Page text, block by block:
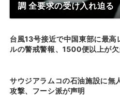
調 全要求の受け入れ迫る
台風13号接近で中国東部に最高
ルの警戒警報、1500便以上が
サウジアラムコの石油施設に無
攻撃、フーシ派が声明